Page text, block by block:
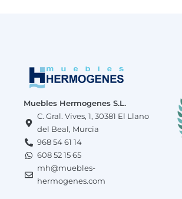
Muebles Hermogenes S.L.
C. Gral. Vives, 1, 30381 El Llano
del Beal, Murcia
968 54 61 14
608 52 15 65
mh@muebles-
hermogenes.com